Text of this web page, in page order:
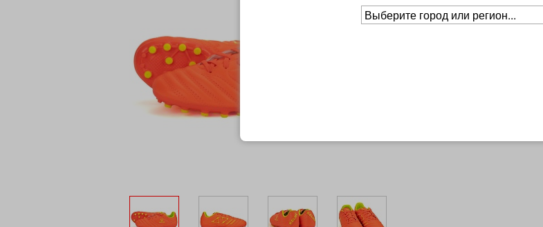
Основное о товаре